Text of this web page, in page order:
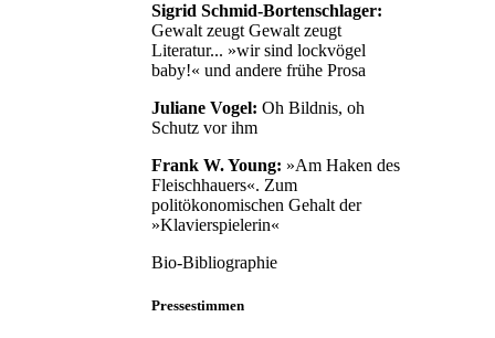
Sigrid Schmid-Bortenschlager:
Gewalt zeugt Gewalt zeugt
Literatur... »wir sind lockvögel
baby!« und andere frühe Prosa
Juliane Vogel: Oh Bildnis, oh
Schutz vor ihm
Frank W. Young: »Am Haken des
Fleischhauers«. Zum
politökonomischen Gehalt der
»Klavierspielerin«
Bio-Bibliographie
Pressestimmen